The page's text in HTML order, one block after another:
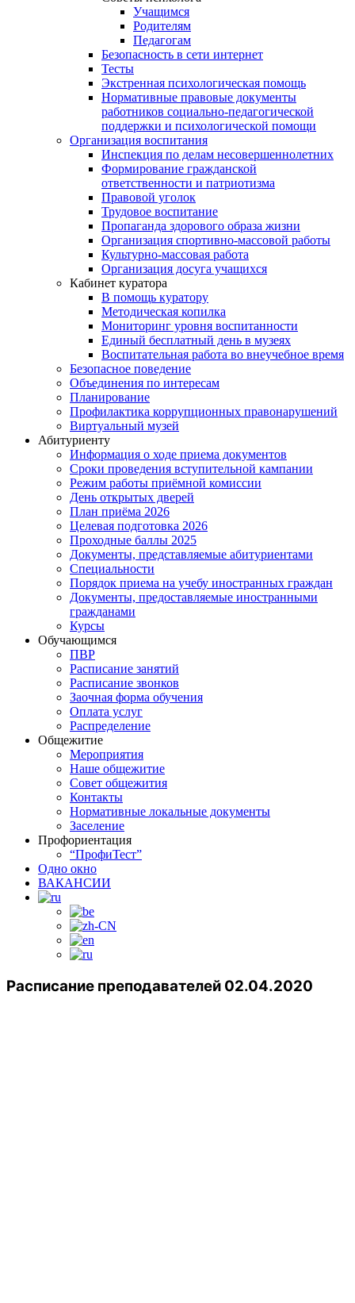
Учащимся
Родителям
Педагогам
Безопасность в сети интернет
Тесты
Экстренная психологическая помощь
Нормативные правовые документы
работников социально-педагогической
поддержки и психологической помощи
Организация воспитания
Инспекция по делам несовершеннолетних
Формирование гражданской
ответственности и патриотизма
Правовой уголок
Трудовое воспитание
Пропаганда здорового образа жизни
Организация спортивно-массовой работы
Культурно-массовая работа
Организация досуга учащихся
Кабинет куратора
В помощь куратору
Методическая копилка
Мониторинг уровня воспитанности
Единый бесплатный день в музеях
Воспитательная работа во внеучебное время
Безопасное поведение
Объединения по интересам
Планирование
Профилактика коррупционных правонарушений
Виртуальный музей
Абитуриенту
Информация о ходе приема документов
Сроки проведения вступительной кампании
Режим работы приёмной комиссии
День открытых дверей
План приёма 2026
Целевая подготовка 2026
Проходные баллы 2025
Документы, представляемые абитуриентами
Специальности
Порядок приема на учебу иностранных граждан
Документы, предоставляемые иностранными
гражданами
Курсы
Обучающимся
ПВР
Расписание занятий
Расписание звонков
Заочная форма обучения
Оплата услуг
Распределение
Общежитие
Мероприятия
Наше общежитие
Совет общежития
Контакты
Нормативные локальные документы
Заселение
Профориентация
“ПрофиТест”
Одно окно
ВАКАНСИИ
Расписание преподавателей 02.04.2020